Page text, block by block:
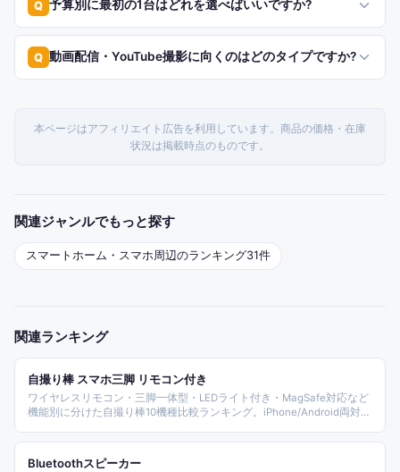
Q 予算別に最初の1台はどれを選べばいいですか?
Q 動画配信・YouTube撮影に向くのはどのタイプですか?
本ページはアフィリエイト広告を利用しています。商品の価格・在庫
状況は掲載時点のものです。
関連ジャンルでもっと探す
スマートホーム・スマホ周辺のランキング31件
関連ランキング
自撮り棒 スマホ三脚 リモコン付き
ワイヤレスリモコン・三脚一体型・LEDライト付き・MagSafe対応など
機能別に分けた自撮り棒10機種比較ランキング。iPhone/Android両対応
FAQも併せて解説します。
Bluetoothスピーカー